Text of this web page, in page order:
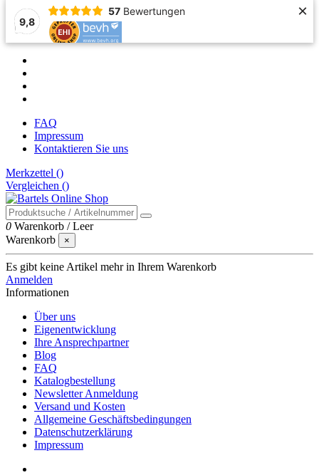
9,8
57 Bewertungen ×
FAQ
Impressum
Kontaktieren Sie uns
Merkzettel ()
Vergleichen ()
0 Warenkorb /Leer
Warenkorb
×
Es gibt keine Artikel mehr in Ihrem Warenkorb
Anmelden
Informationen
Über uns
Eigenentwicklung
Ihre Ansprechpartner
Blog
FAQ
Katalogbestellung
Newsletter Anmeldung
Versand und Kosten
Allgemeine Geschäftsbedingungen
Datenschutzerklärung
Impressum